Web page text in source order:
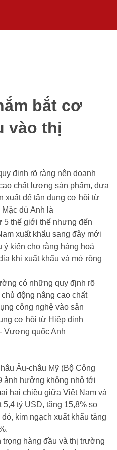
bắt cơ
vào thị
định rõ ràng nên doanh
chất lượng sản phẩm, đưa
xuất để tận dụng cơ hội từ
dù Anh là
thế giới thế nhưng đến
xuất khẩu sang đây mới
ý kiến cho rằng hàng hoá
khi xuất khẩu và mở rộng
có những quy định rõ
động nâng cao chất
công nghệ vào sản
cơ hội từ Hiệp định
Vương quốc Anh
Âu-châu Mỹ (Bộ Công
ảnh hưởng không nhỏ tới
hai chiều giữa Việt Nam và
tỷ USD, tăng 15,8% so
kim ngạch xuất khẩu tăng
hàng đầu và thị trường